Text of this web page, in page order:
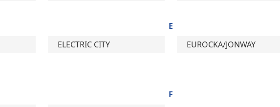
E
ELECTRIC CITY
EUROCKA/JONWAY
F